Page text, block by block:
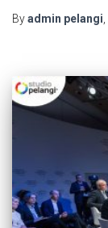
Byadmin pelangi